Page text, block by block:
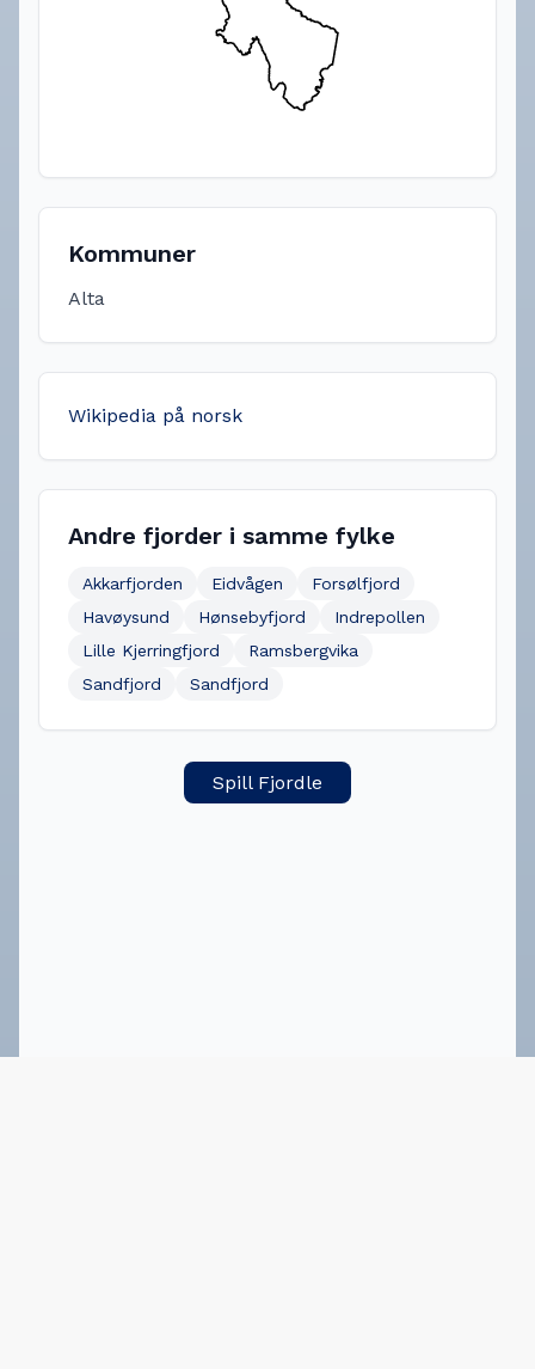
Kommuner
Alta
Wikipedia på norsk
Andre fjorder i samme fylke
Akkarfjorden Eidvågen
Forsølfjord
Havøysund
Hønsebyfjord
Indrepollen
Lille Kjerringfjord
Ramsbergvika
Sandfjord
Sandfjord
Spill Fjordle